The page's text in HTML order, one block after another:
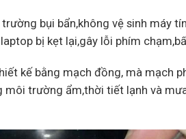
bụi bẩn,không vệ sinh máy
bị kẹt lại,gây lỗi phím
kế bằng mạch đồng, mà mạch
trường ẩm,thời tiết lạnh và